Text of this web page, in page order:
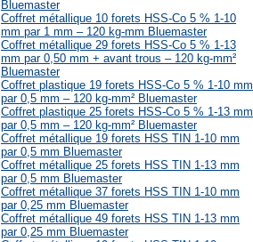
Bluemaster
Coffret métallique 10 forets HSS-Co 5 % 1-10
mm par 1 mm – 120 kg-mm Bluemaster
Coffret métallique 29 forets HSS-Co 5 % 1-13
mm par 0,50 mm + avant trous – 120 kg-mm²
Bluemaster
Coffret plastique 19 forets HSS-Co 5 % 1-10 mm
par 0,5 mm – 120 kg-mm² Bluemaster
Coffret plastique 25 forets HSS-Co 5 % 1-13 mm
par 0,5 mm – 120 kg-mm² Bluemaster
Coffret métallique 19 forets HSS TIN 1-10 mm
par 0,5 mm Bluemaster
Coffret métallique 25 forets HSS TIN 1-13 mm
par 0,5 mm Bluemaster
Coffret métallique 37 forets HSS TIN 1-10 mm
par 0,25 mm Bluemaster
Coffret métallique 49 forets HSS TIN 1-13 mm
par 0,25 mm Bluemaster